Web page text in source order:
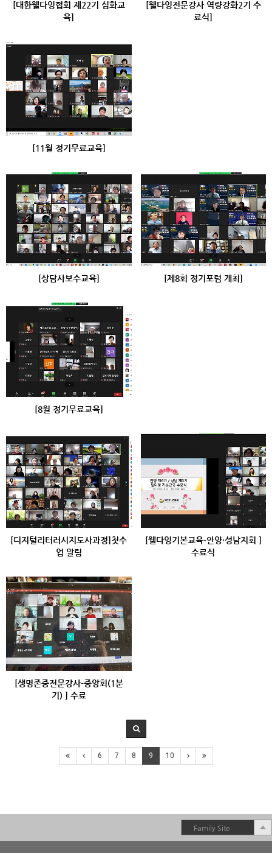
[대한웰다잉협회 제22기 심화교
육]
[웰다잉전문강사 역량강화2기 수
료식]
[11월 정기무료교육]
[상담사보수교육] [제8회 정기포럼 개최]
[8월 정기무료교육]
[디지털리터러시지도사과정]첫수
업 알림
[웰다잉기본교육-안양·성남지회 ]
수료식
[생명존중전문강사-중앙회(1분
기) ] 수료
6 7 8 9 10
Family Site